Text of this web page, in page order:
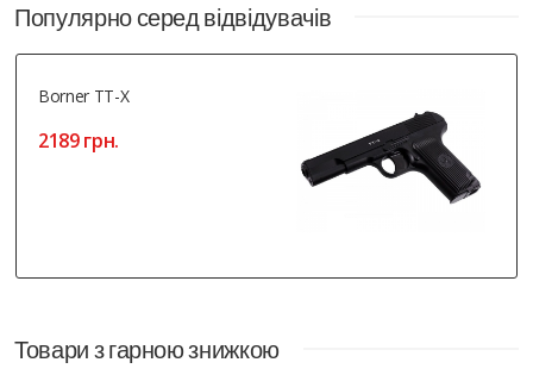
Популярно серед відвідувачів
Borner TT-X
2189 грн.
Товари з гарною знижкою